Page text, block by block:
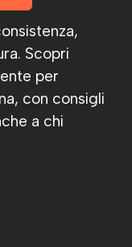
Scopri
per
con consigli
a chi